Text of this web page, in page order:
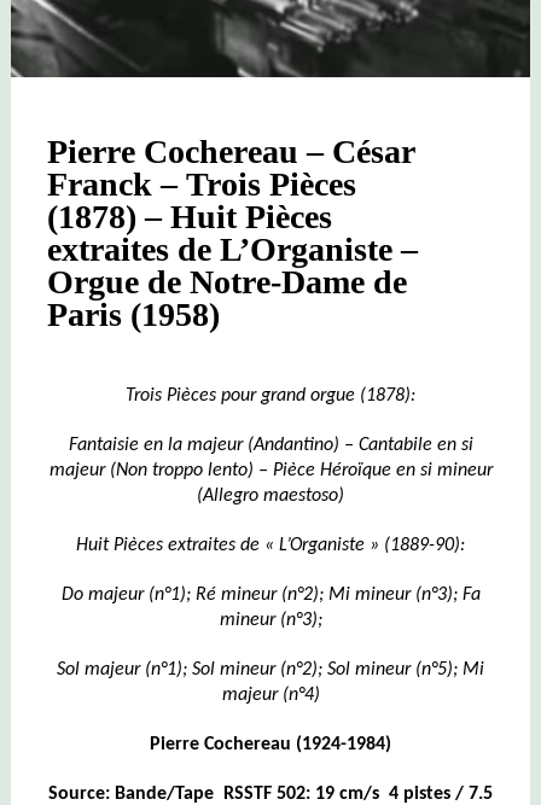
Pierre Cochereau – César
Franck – Trois Pièces
(1878) – Huit Pièces
extraites de L’Organiste –
Orgue de Notre-Dame de
Paris (1958)
Trois Pièces pour grand orgue (1878):
Fantaisie en la majeur (Andantino) – Cantabile en si
majeur (Non troppo lento) – Pièce Héroïque en si mineur
(Allegro maestoso)
Huit Pièces extraites de « L’Organiste » (1889-90):
Do majeur (n°1); Ré mineur (n°2); Mi mineur (n°3); Fa
mineur (n°3);
Sol majeur (n°1); Sol mineur (n°2); Sol mineur (n°5); Mi
majeur (n°4)
Pierre Cochereau (1924-1984)
Source: Bande/Tape RSSTF 502: 19 cm/s 4 pistes / 7.5